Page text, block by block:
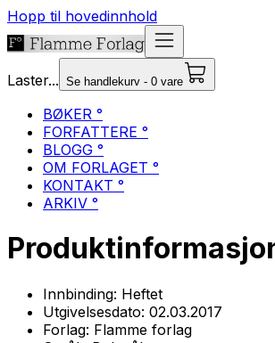
Hopp til hovedinnhold
Laster... Se handlekurv - 0 vare
BØKER °
FORFATTERE °
BLOGG °
OM FORLAGET °
KONTAKT °
ARKIV °
Innbinding: Heftet
Utgivelsesdato: 02.03.2017
Forlag: Flamme forlag